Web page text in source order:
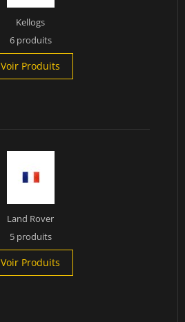
Kellogs
6 produits
Voir Produits
Land Rover
5 produits
Voir Produits